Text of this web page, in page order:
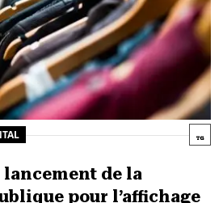
lancement de la
pour l’affichage